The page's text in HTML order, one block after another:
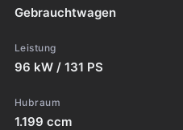
Gebrauchtwagen
Leistung
96 kW / 131 PS
Hubraum
1.199 ccm